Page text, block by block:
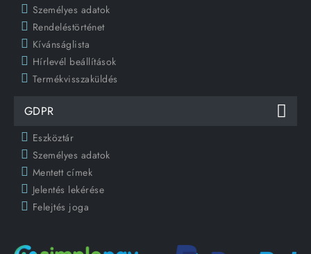
Személyes adatok
Rendeléstörténet
Kívánságlista
Hírlevél beállítások
Termékvisszaküldés
GDPR
Eszköztár
Személyes adatok
Mentett címek
Jelentés lekérése
Felejtés joga